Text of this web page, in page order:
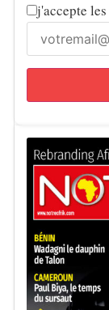
j'accepte les